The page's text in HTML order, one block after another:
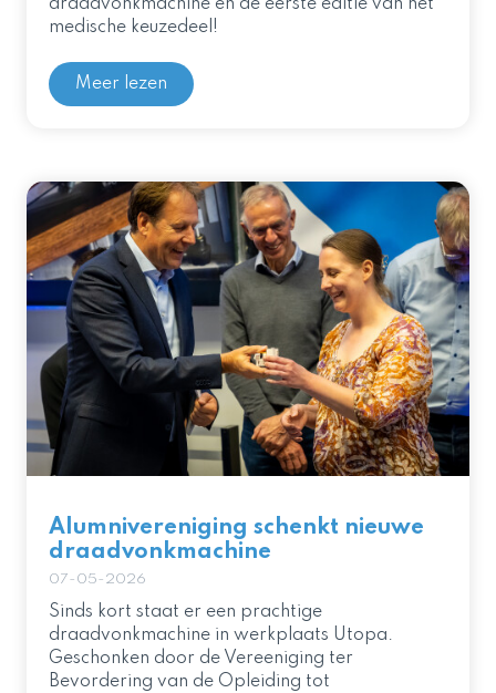
draadvonkmachine en de eerste editie van het
medische keuzedeel!
Meer lezen
Alumnivereniging schenkt nieuwe
draadvonkmachine
07-05-2026
Sinds kort staat er een prachtige
draadvonkmachine in werkplaats Utopa.
Geschonken door de Vereeniging ter
Bevordering van de Opleiding tot